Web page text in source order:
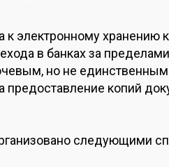
электронному хранению
в банках за
но не
предоставление копий
следующими